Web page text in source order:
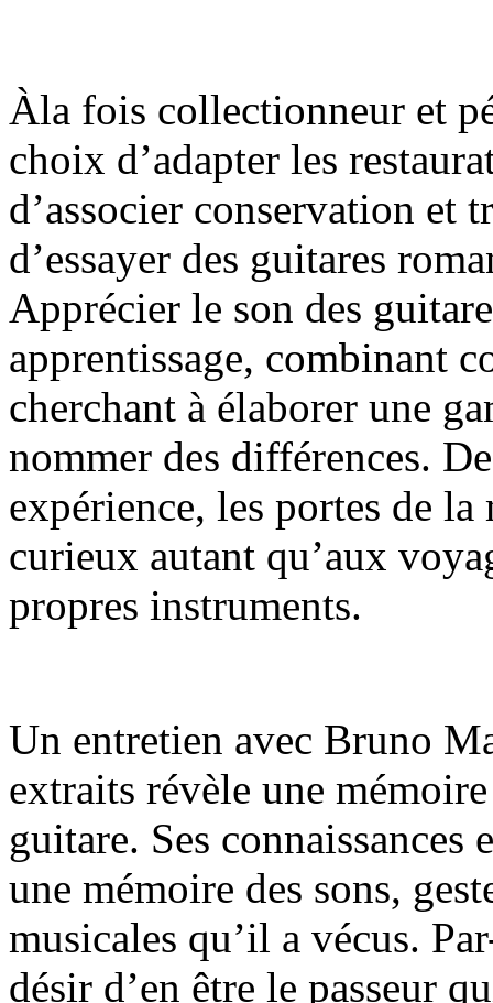
Àla fois collectionneur et
choix d’adapter les
d’associer conservation et
d’essayer des guitares
Apprécier le son des
apprentissage, combinant
cherchant à élaborer une
nommer des différences.
expérience, les portes de
curieux autant qu’aux
propres instruments.
Un entretien avec Bruno
extraits révèle une
guitare. Ses connaissances
une mémoire des sons,
musicales qu’il a vécus.
désir d’en être le passeur